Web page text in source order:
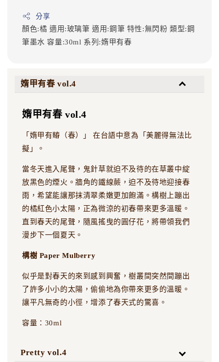
分享
顏色:橘 適用:玻璃筆適用:鋼筆 特性:無閃粉類型:鋼
筆墨水 容量:30ml 系列:媠甲有春
媠甲有春 vol.4
媠甲有春 vol.4
「媠甲有賰（春）」 在台語中意為「美麗得無法比
擬」。
當冬天進入尾聲，鬼針草就迫不及待的在草叢中綻
放黑色的煙火。牆角的鐵線蕨，迫不及待地迎接春
雨，希望能讓那抹清翠柔嫩更加飽滿。構樹上蹦出
的橘紅色小太陽，正為微涼的初春帶來更多溫暖。
直到春天的尾聲，隨風搖曳的圓仔花，將帶領我們
漫步下一個夏天。
構樹 Paper Mulberry
似乎是對春天的來到感到興奮，樹叢間突然間蹦出
了許多小小的太陽，偷偷地為你帶來更多的溫暖。
讓平凡無奇的小徑，增添了春天式的驚喜。
容量：30ml
Pretty vol.4